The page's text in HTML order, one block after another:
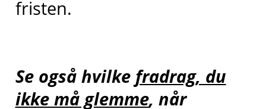
fristen.
Se også hvilke fradrag, du
ikke må glemme, når